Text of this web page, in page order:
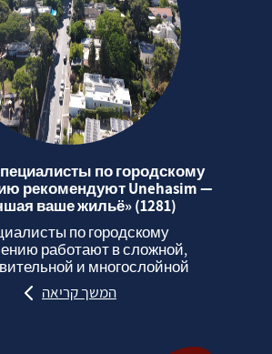
по городскому
рекомендуют Unehasim —
ваше жильё» (1281)
по городскому
работают в сложной,
и многослойной...
המשך קריאה